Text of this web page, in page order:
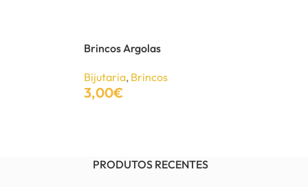
Brincos Argolas
Bijutaria, Brincos
3,00€
PRODUTOS RECENTES